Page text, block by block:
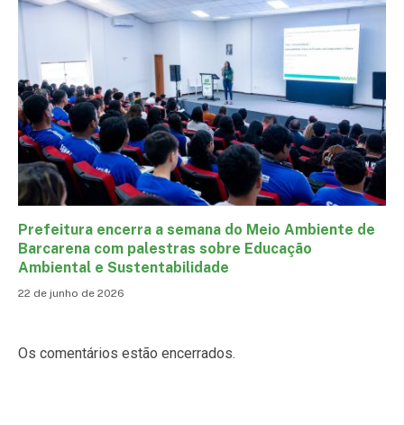
Prefeitura encerra a semana do Meio Ambiente de
Barcarena com palestras sobre Educação
Ambiental e Sustentabilidade
22 de junho de 2026
Os comentários estão encerrados.